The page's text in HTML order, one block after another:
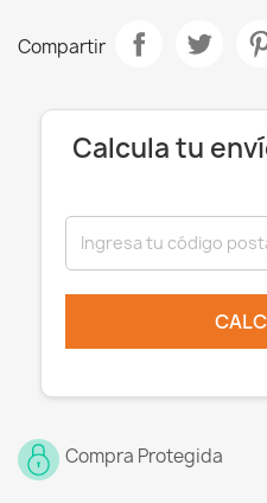
Compartir
Calcula tu
Compra Protegida
Crear lista de
Nombre de la lista de deseos